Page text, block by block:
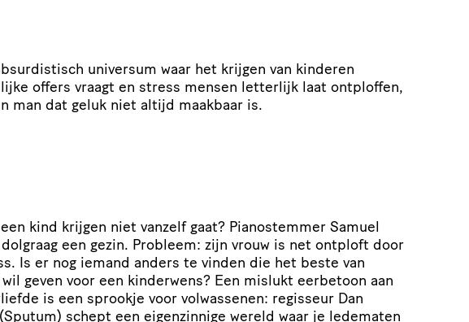
universum waar het krijgen van kinderen
offers vraagt en stress mensen letterlijk laat ontploffen,
man dat geluk niet altijd maakbaar is.
kind krijgen niet vanzelf gaat? Pianostemmer Samuel
een gezin. Probleem: zijn vrouw is net ontploft door
Is er nog iemand anders te vinden die het beste van
geven voor een kinderwens? Een mislukt eerbetoon aan
is een sprookje voor volwassenen: regisseur Dan
schept een eigenzinnige wereld waar je ledematen